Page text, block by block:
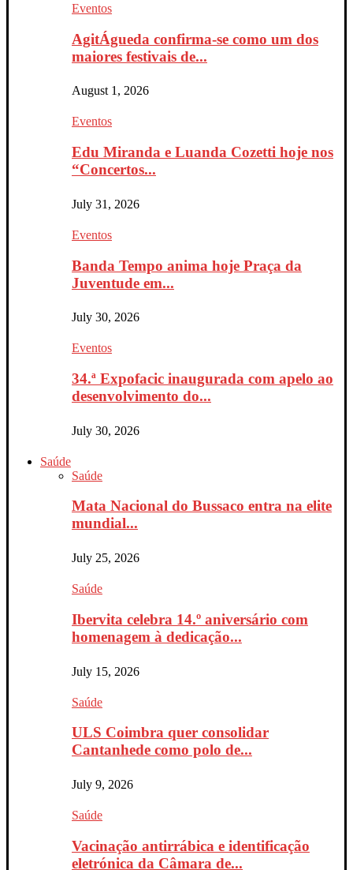
Eventos
AgitÁgueda confirma-se como um dos
maiores festivais de...
August 1, 2026
Eventos
Edu Miranda e Luanda Cozetti hoje nos
“Concertos...
July 31, 2026
Eventos
Banda Tempo anima hoje Praça da
Juventude em...
July 30, 2026
Eventos
34.ª Expofacic inaugurada com apelo ao
desenvolvimento do...
July 30, 2026
Saúde
Saúde
Mata Nacional do Bussaco entra na elite
mundial...
July 25, 2026
Saúde
Ibervita celebra 14.º aniversário com
homenagem à dedicação...
July 15, 2026
Saúde
ULS Coimbra quer consolidar
Cantanhede como polo de...
July 9, 2026
Saúde
Vacinação antirrábica e identificação
eletrónica da Câmara de...